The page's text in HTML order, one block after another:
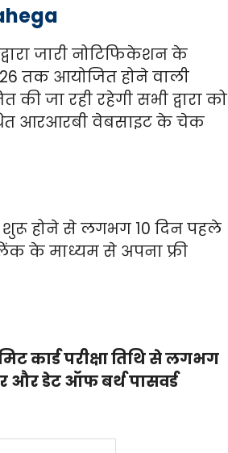
जारी नोटिफिकेशन के
तक आयोजित होने वाली
जा रही रहेगी सभी द्वारा को
आरआरबी वेबसाइट के चेक
शुरू होने से लगभग 10 दिन पहले
के माध्यम से अपना फ्री
कार्ड परीक्षा तिथि से लगभग
और डेट ऑफ बर्थ पासवर्ड